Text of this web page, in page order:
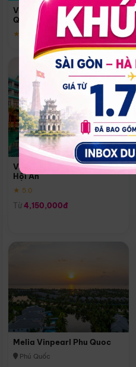
Vinpearl Resort & Spa Phu
Quoc
★ 5.0
Vinpearl Resort & Golf Nam
Hội An
★ 5.0
Từ 4,150,000đ
Melia Vinpearl Phu Quoc
Phú Quốc